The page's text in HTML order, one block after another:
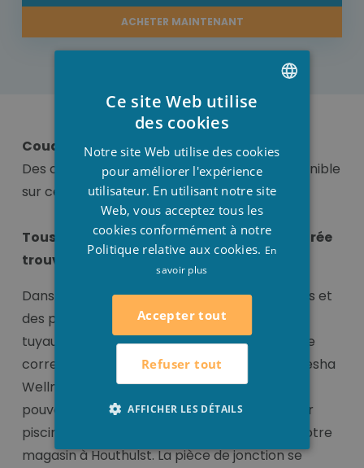
ACHETER MAINTENANT
Coude en pvc
Des courbes en PVC de 90° ou 45° sont disponible
sur cette page
Tous les raccords pour votre piscine intégrée
trouvez- vous ici !
Dans une piscine vous trouverez des raccords et
des pièces pour raccorder correctement les
tuyaux de la piscine. Tous les liens pour le faire
correctement peuvent être trouvés chez Stesha
Wellness pour un prix très compétitif. Vous
pouvez trouver nos connecteurs en PVC pour
piscine sur notre boutique en ligne ou dans notre
magasin à Houthulst. La pièce de jonction se
ENGLISH
Ce site Web utilise
des cookies
Notre site Web utilise des cookies
pour améliorer l'expérience
utilisateur. En utilisant notre site
Web, vous acceptez tous les
cookies conformément à notre
Politique relative aux cookies. En
savoir plus
Accepter tout
Refuser tout
AFFICHER LES DÉTAILS